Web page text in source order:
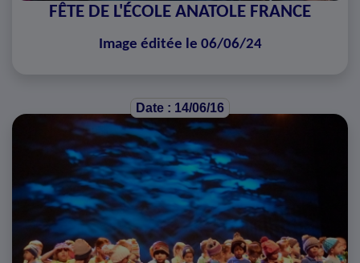
FÊTE DE L'ÉCOLE ANATOLE FRANCE
Image éditée le 06/06/24
Date : 14/06/16